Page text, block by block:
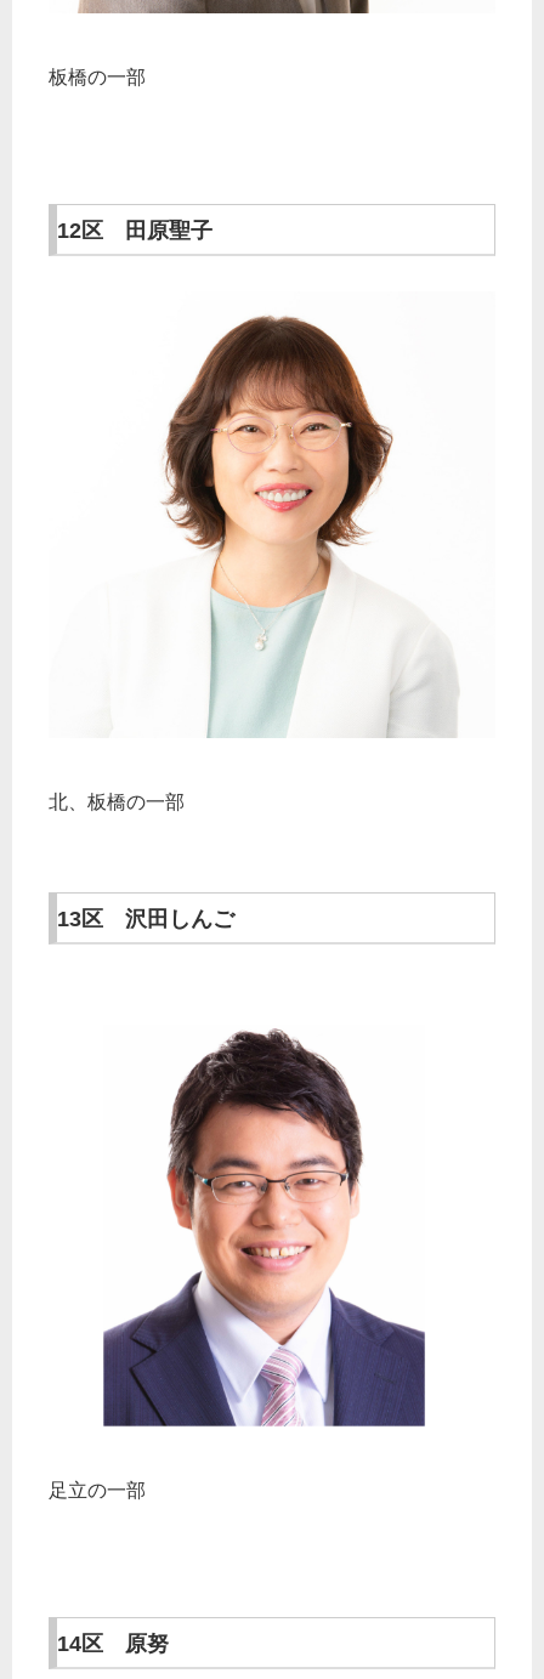
板橋の一部
12区 田原聖子
北、板橋の一部
13区 沢田しんご
足立の一部
14区 原努